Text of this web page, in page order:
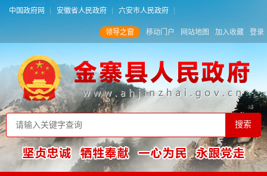
中国政府网 安徽省人民政府 六安市人民政府
领导之窗 移动门户 网站地图 加入收藏 登录